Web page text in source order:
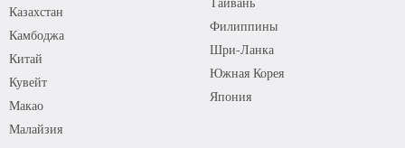
Казахстан
Камбоджа
Китай
Кувейт
Макао
Малайзия
Филиппины
Шри-Ланка
Южная Корея
Япония